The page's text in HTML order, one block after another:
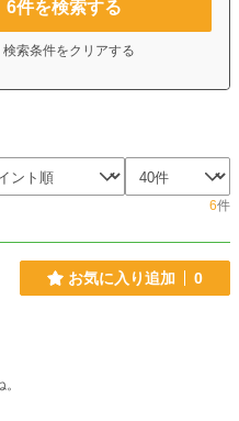
6件を検索する
検索条件をクリアする
6件
お気に入り追加 0